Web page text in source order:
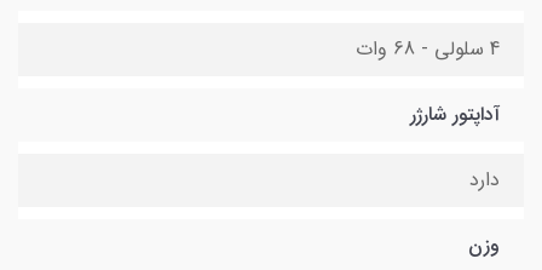
4 سلولی - 68 وات
آداپتور شارژر
دارد
وزن